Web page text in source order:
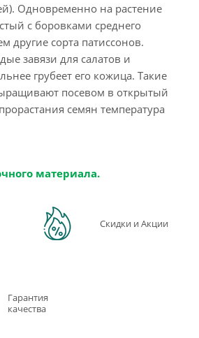
Одновременно на растение
с боровками среднего
другие сорта патиссонов.
завязи для салатов и
грубеет его кожица. Такие
посевом в открытый
семян температура
материала.
Скидки и Акции
Гарантия
качества